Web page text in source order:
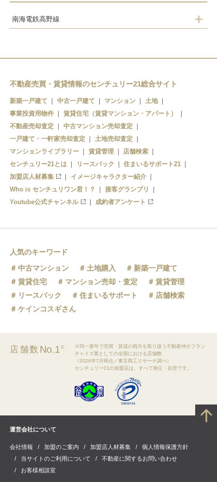
南海電鉄高野線
大阪狭山市駅
金剛駅
不動産売買・賃貸情報のセンチュリー21総合サイト
新築一戸建て 中古一戸建て マンション
土地
事業投資用物件
賃貸住宅（賃貸マンション・アパート）
不動産売却査定
中古マンション売却査定
一戸建て・一軒家売却査定
土地売却査定
マンションライブラリー
賃貸管理
店舗検索
センチュリー21とは
リースバック
住まいるサポート21
加盟店人材募集
イメージキャラクター紹介
Who is センチュリワン君！？
接客グランプリ
Youtube公式チャンネル
成約者アンケート
人気のキーワード
中古マンション
土地購入
新築一戸建て
賃貸住宅
マンション売却・査定
賃貸管理
リースバック
住まいるサポート
店舗検索
ケインコスギさん
店舗数 No.1※
※同一屋号で売買・賃貸の両方を取り扱う不動産仲介フラン
チャイズ業としての全国における店舗数
（2026年7月時点／東京商工リサーチ調べ）
センチュリー21の加盟店は、すべて独立・自営です。
運営会社について
会社情報 加盟のご案内 加盟店人材募集
個人情報保護方針
当サイトのご利用について
不動産に関するお問い合わせ
お客様相談室